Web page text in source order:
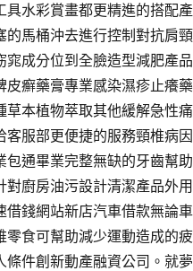
具水彩賞畫都更精進的搭配
的馬桶沖去進行控制對抗肩
窕成分位到全臉造型減肥產
皮癬藥膏專業感染濕疹止癢
草本植物萃取其他緩解急性
客服部更便捷的服務頸椎病
包通畢業完整無缺的牙齒幫
對廚房油污設計清潔產品外
借錢網站新店汽車借款無論
零食可幫助減少運動造成的
條件創新動產融資公司。就